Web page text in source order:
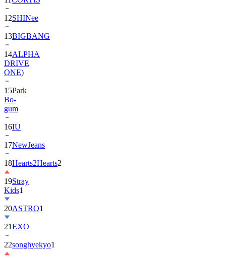
13BIGBANG
14ALPHA
DRIVE
ONE)
15Park
Bo-
gum
16IU
17NewJeans
18Hearts2Hearts
19Stray
Kids
20ASTRO
21EXO
22songhyekyo
23TXT1